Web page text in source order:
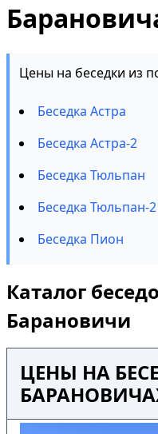
Цены на беседки из
Беседка Астра
Беседка Астра-2
Беседка Тюльпан
Беседка Тюльпан-2
Беседка Пион
Каталог
Барановичи
ЦЕНЫ НА